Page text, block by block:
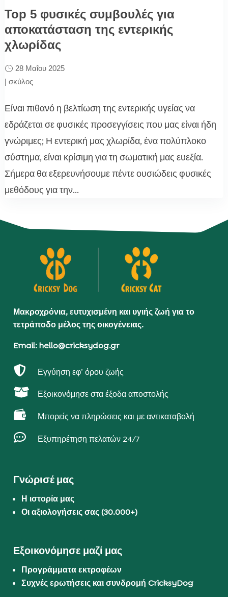
Top 5 φυσικές συμβουλές για
αποκατάσταση της εντερικής
χλωρίδας
28 Μαΐου 2025
| σκύλος
Είναι πιθανό η βελτίωση της εντερικής υγείας να
εδράζεται σε φυσικές προσεγγίσεις που μας είναι ήδη
γνώριμες; Η εντερική μας χλωρίδα, ένα πολύπλοκο
σύστημα, είναι κρίσιμη για τη σωματική μας ευεξία.
Σήμερα θα εξερευνήσουμε πέντε ουσιώδεις φυσικές
μεθόδους για την...
Μακροχρόνια, ευτυχισμένη και υγιής ζωή για το
τετράποδο μέλος της οικογένειας.
Email: hello@cricksydog.gr
 Εγγύηση εφ’ όρου ζωής
 Εξοικονόμησε στα έξοδα αποστολής
 Μπορείς να πληρώσεις και με αντικαταβολή
 Εξυπηρέτηση πελατών 24/7
Γνώρισέ μας
Η ιστορία μας
Οι αξιολογήσεις σας (30.000+)
Εξοικονόμησε μαζί μας
Προγράμματα εκτροφέων
Συχνές ερωτήσεις και συνδρομή CricksyDog